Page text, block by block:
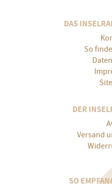
DAS
So
DER
Versand
SO